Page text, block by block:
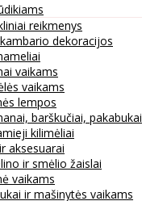
reikmenys
dekoracijos
vaikams
vaikams
lempos
barškučiai, pakabukai
kilimėliai
aksesuarai
ir smėlio žaislai
vaikams
ir mašinytės vaikams